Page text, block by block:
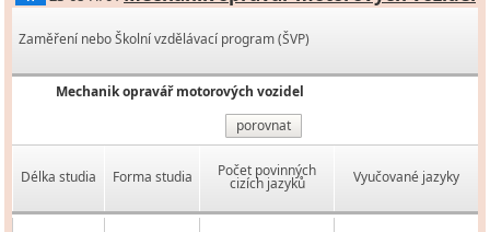
Zaměření nebo Školní vzdělávací program (ŠVP)
Mechanik opravář motorových vozidel
porovnat
Délka studia Forma studia Počet povinných
cizích jazyků Vyučované jazyky